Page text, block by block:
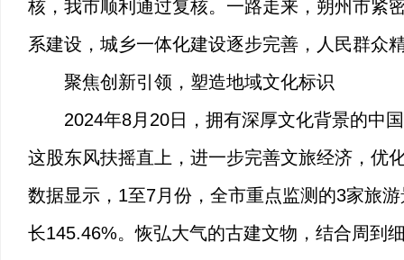
核，我市顺利通过复核。一路走来，朔州市紧
系建设，城乡一体化建设逐步完善，人民群众
聚焦创新引领，塑造地域文化标识
2024年8月20日，拥有深厚文化背景的中
这股东风扶摇直上，进一步完善文旅经济，优
数据显示，1至7月份，全市重点监测的3家旅
长145.46%。恢弘大气的古建文物，结合周到